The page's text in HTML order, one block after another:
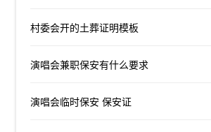
村委会开的土葬证明模板
演唱会兼职保安有什么要求
演唱会临时保安 保安证